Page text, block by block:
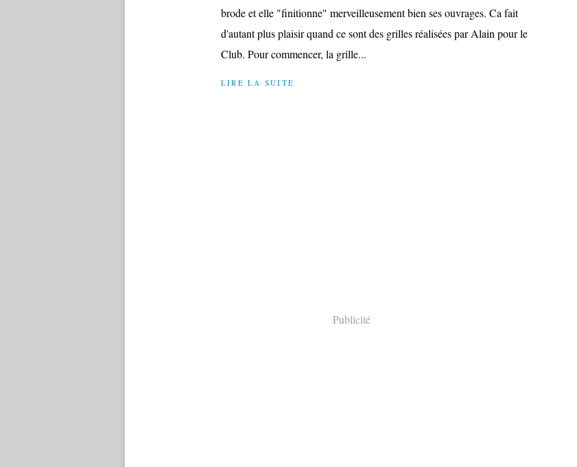
brode et elle "finitionne" merveilleusement bien ses ouvrages. Ca fait
d'autant plus plaisir quand ce sont des grilles réalisées par Alain pour le
Club. Pour commencer, la grille...
LIRE LA SUITE
Publicité